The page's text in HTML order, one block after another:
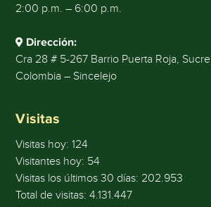
2:00 p.m. – 6:00 p.m.
Dirección:
Cra 28 # 5-267 Barrio Puerta Roja, Sucre
Colombia – Sincelejo
Visitas
Visitas hoy:124
Visitantes hoy: 54
Visitas los últimos 30 días: 202.953
Total de visitas:4.131.447